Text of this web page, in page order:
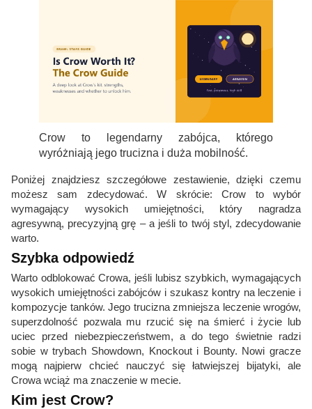
Crow to legendarny zabójca, którego
wyróżniają jego trucizna i duża mobilność.
Poniżej znajdziesz szczegółowe zestawienie, dzięki czemu
możesz sam zdecydować. W skrócie: Crow to wybór
wymagający wysokich umiejętności, który nagradza
agresywną, precyzyjną grę – a jeśli to twój styl, zdecydowanie
warto.
Szybka odpowiedź
Warto odblokować Crowa, jeśli lubisz szybkich, wymagających
wysokich umiejętności zabójców i szukasz kontry na leczenie i
kompozycje tanków. Jego trucizna zmniejsza leczenie wrogów,
superzdolność pozwala mu rzucić się na śmierć i życie lub
uciec przed niebezpieczeństwem, a do tego świetnie radzi
sobie w trybach Showdown, Knockout i Bounty. Nowi gracze
mogą najpierw chcieć nauczyć się łatwiejszej bijatyki, ale
Crowa wciąż ma znaczenie w mecie.
Kim jest Crow?